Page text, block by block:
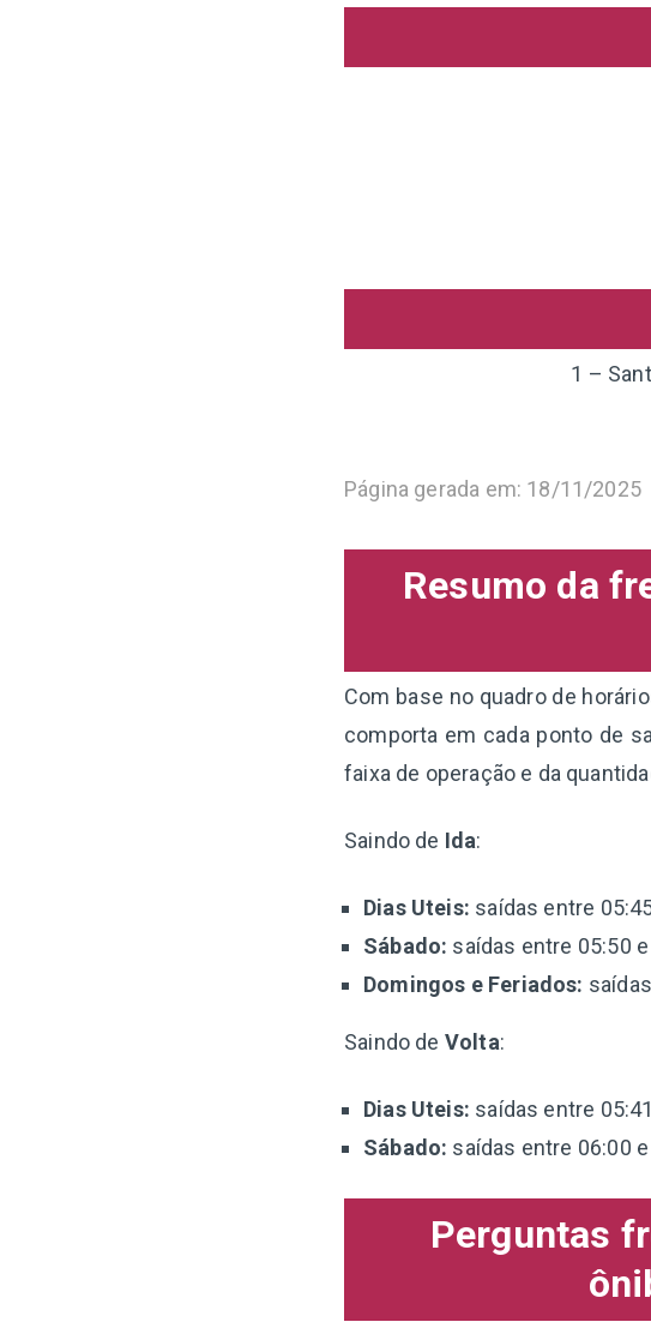
1 –
Página gerada em: 18/11/2025
Resumo da
Com base no quadro de
comporta em cada ponto de
faixa de operação e da
Saindo de Ida:
Dias Uteis: saídas entre
Sábado: saídas entre 05:50
Domingos e Feriados:
Saindo de Volta:
Dias Uteis: saídas entre
Sábado: saídas entre 06:00
Perguntas